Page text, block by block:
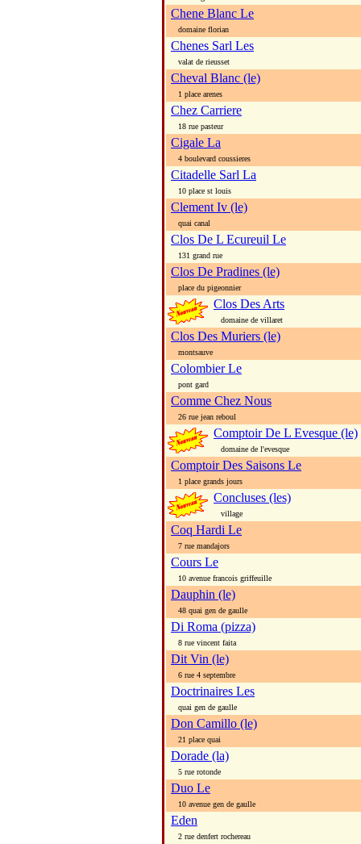
Chene Blanc Le
domaine florian
Chenes Sarl Les
valat de rieusset
Cheval Blanc (le)
1 place arenes
Chez Carriere
18 rue pasteur
Cigale La
4 boulevard coussieres
Citadelle Sarl La
10 place st louis
Clement Iv (le)
quai canal
Clos De L Ecureuil Le
131 grand rue
Clos De Pradines (le)
place du pigeonnier
Clos Des Arts
domaine de villaret
Clos Des Muriers (le)
montsauve
Colombier Le
pont gard
Comme Chez Nous
26 rue jean reboul
Comptoir De L Evesque (le)
domaine de l'evesque
Comptoir Des Saisons Le
1 place grands jours
Concluses (les)
village
Coq Hardi Le
7 rue mandajors
Cours Le
10 avenue francois griffeuille
Dauphin (le)
48 quai gen de gaulle
Di Roma (pizza)
8 rue vincent faita
Dit Vin (le)
6 rue 4 septembre
Doctrinaires Les
quai gen de gaulle
Don Camillo (le)
21 place quai
Dorade (la)
5 rue rotonde
Duo Le
10 avenue gen de gaulle
Eden
2 rue denfert rochereau